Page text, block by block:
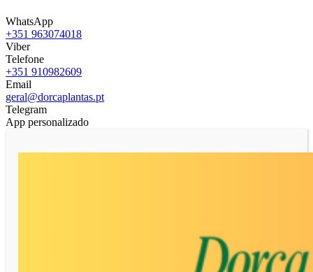
WhatsApp
+351 963074018
Viber
Telefone
+351 910982609
Email
geral@dorcaplantas.pt
Telegram
App personalizado